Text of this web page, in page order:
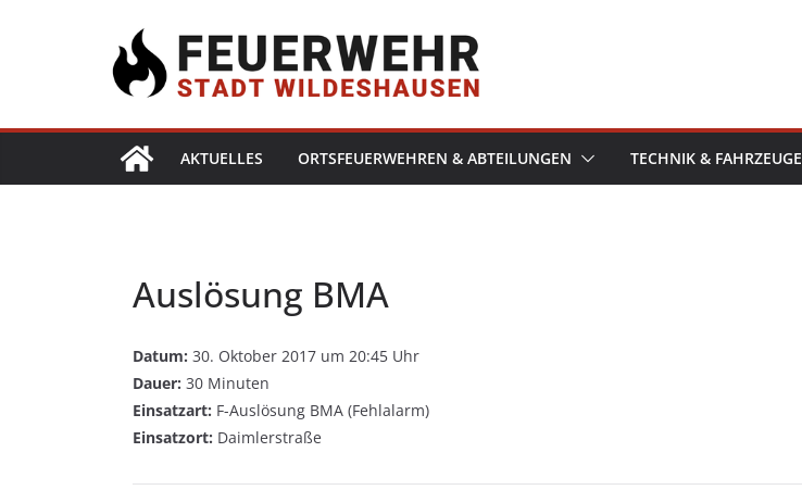
AKTUELLES ORTSFEUERWEHREN & ABTEILUNGEN TECHNIK & FAHRZEUGE
Auslösung BMA
Datum: 30. Oktober 2017 um 20:45 Uhr
Dauer: 30 Minuten
Einsatzart: F-Auslösung BMA (Fehlalarm)
Einsatzort: Daimlerstraße